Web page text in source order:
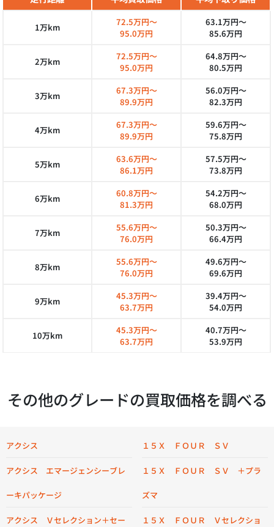
1万km
72.5万円～
95.0万円
63.1万円～
85.6万円
2万km
72.5万円～
95.0万円
64.8万円～
80.5万円
3万km
67.3万円～
89.9万円
56.0万円～
82.3万円
4万km
67.3万円～
89.9万円
59.6万円～
75.8万円
5万km
63.6万円～
86.1万円
57.5万円～
73.8万円
6万km
60.8万円～
81.3万円
54.2万円～
68.0万円
7万km
55.6万円～
76.0万円
50.3万円～
66.4万円
8万km
55.6万円～
76.0万円
49.6万円～
69.6万円
9万km
45.3万円～
63.7万円
39.4万円～
54.0万円
10万km
45.3万円～
63.7万円
40.7万円～
53.9万円
その他のグレードの買取価格を調べる
アクシス
アクシス エマージェンシーブレ
ーキパッケージ
アクシス Ｖセレクション＋セー
１５Ｘ ＦＯＵＲ ＳＶ
１５Ｘ ＦＯＵＲ ＳＶ ＋プラ
ズマ
１５Ｘ ＦＯＵＲ Ｖセレクショ